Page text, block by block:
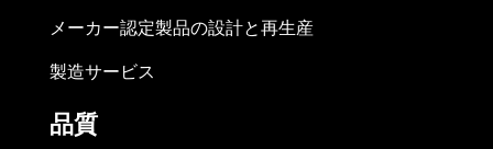
メーカー認定製品の設計と再生産
製造サービス
品質